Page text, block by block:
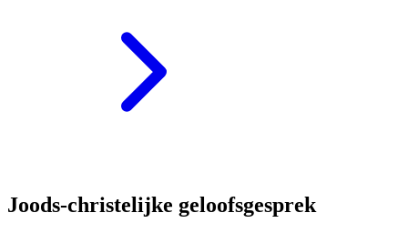
Joods-christelijke geloofsgesprek